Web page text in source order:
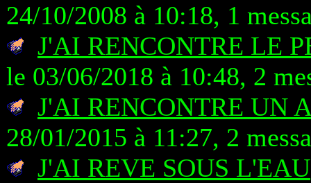
24/10/2008 à 10:18, 1
J'AI RENCONTRE LE
le 03/06/2018 à 10:48, 2
J'AI RENCONTRE UN
28/01/2015 à 11:27, 2
J'AI REVE SOUS L'EAU